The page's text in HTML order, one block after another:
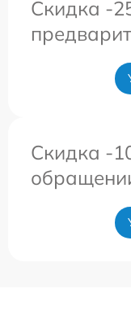
Скидка -
Скидка -